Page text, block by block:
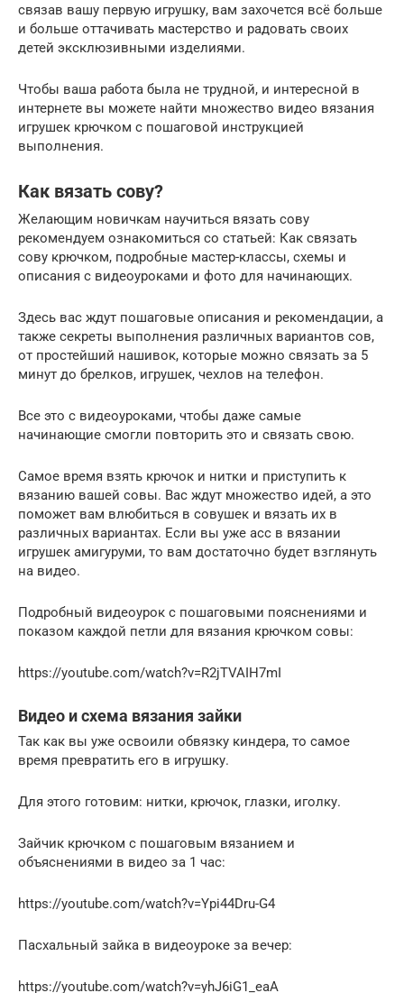
связав вашу первую игрушку, вам захочется всё больше
и больше оттачивать мастерство и радовать своих
детей эксклюзивными изделиями.
Чтобы ваша работа была не трудной, и интересной в
интернете вы можете найти множество видео вязания
игрушек крючком с пошаговой инструкцией
выполнения.
Как вязать сову?
Желающим новичкам научиться вязать сову
рекомендуем ознакомиться со статьей: Как связать
сову крючком, подробные мастер-классы, схемы и
описания с видеоуроками и фото для начинающих.
Здесь вас ждут пошаговые описания и рекомендации, а
также секреты выполнения различных вариантов сов,
от простейший нашивок, которые можно связать за 5
минут до брелков, игрушек, чехлов на телефон.
Все это с видеоуроками, чтобы даже самые
начинающие смогли повторить это и связать свою.
Самое время взять крючок и нитки и приступить к
вязанию вашей совы. Вас ждут множество идей, а это
поможет вам влюбиться в совушек и вязать их в
различных вариантах. Если вы уже асс в вязании
игрушек амигуруми, то вам достаточно будет взглянуть
на видео.
Подробный видеоурок с пошаговыми пояснениями и
показом каждой петли для вязания крючком совы:
https://youtube.com/watch?v=R2jTVAIH7mI
Видео и схема вязания зайки
Так как вы уже освоили обвязку киндера, то самое
время превратить его в игрушку.
Для этого готовим: нитки, крючок, глазки, иголку.
Зайчик крючком с пошаговым вязанием и
объяснениями в видео за 1 час:
https://youtube.com/watch?v=Ypi44Dru-G4
Пасхальный зайка в видеоуроке за вечер:
https://youtube.com/watch?v=yhJ6iG1_eaA